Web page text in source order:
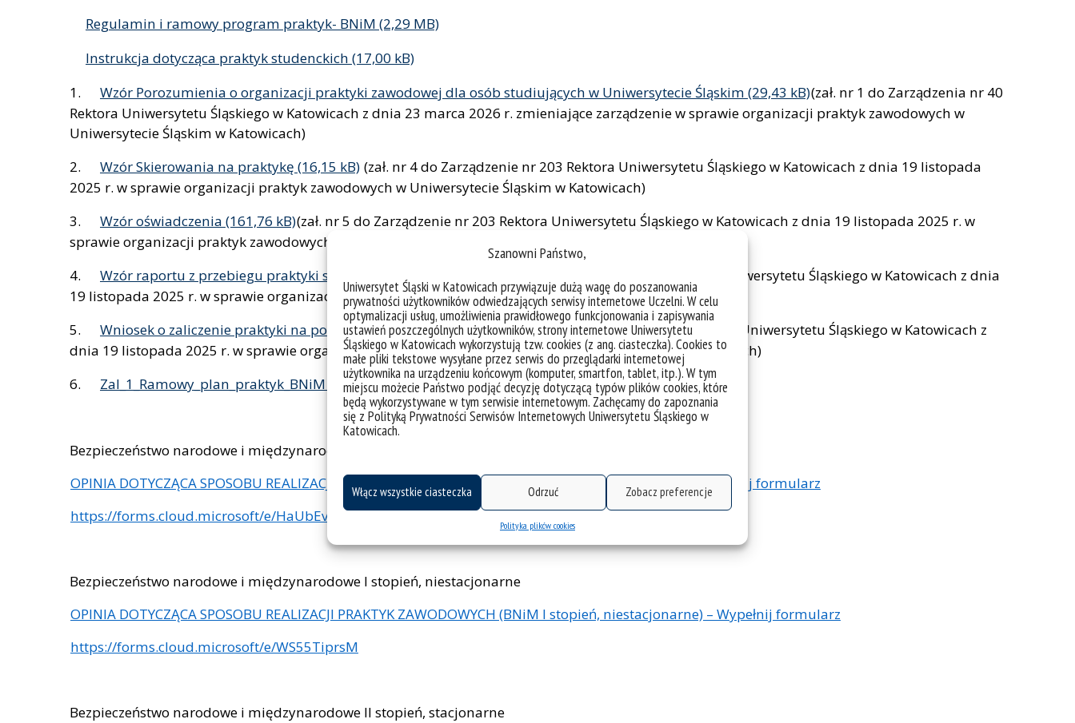
Szanowni Państwo,
Uniwersytet Śląski w Katowicach przywiązuje dużą wagę do poszanowania
prywatności użytkowników odwiedzających serwisy internetowe Uczelni. W celu
optymalizacji usług, umożliwienia prawidłowego funkcjonowania i zapisywania
ustawień poszczególnych użytkowników, strony internetowe Uniwersytetu
Śląskiego w Katowicach wykorzystują tzw. cookies (z ang. ciasteczka). Cookies to
małe pliki tekstowe wysyłane przez serwis do przeglądarki internetowej
użytkownika na urządzeniu końcowym (komputer, smartfon, tablet, itp.). W tym
miejscu możecie Państwo podjąć decyzję dotyczącą typów plików cookies, które
będą wykorzystywane w tym serwisie internetowym. Zachęcamy do zapoznania
się z Polityką Prywatności Serwisów Internetowych Uniwersytetu Śląskiego w
Katowicach.
Włącz wszystkie ciasteczka Odrzuć Zobacz preferencje
Polityka plików cookies
Regulamin i ramowy program praktyk- BNiM
Instrukcja dotycząca praktyk studenckich
1.
Wzór Porozumienia o organizacji praktyki zawodowej dla osób studiujących w Uniwersytecie Śląskim
(zał. nr 1 do Zarządzenia nr 40
Rektora Uniwersytetu Śląskiego w Katowicach z dnia 23 marca 2026 r. zmieniające zarządzenie w sprawie organizacji praktyk zawodowych w
Uniwersytecie Śląskim w Katowicach)
2.
Wzór Skierowania na praktykę
(zał. nr 4 do Zarządzenie nr 203 Rektora Uniwersytetu Śląskiego w Katowicach z dnia 19 listopada
2025 r. w sprawie organizacji praktyk zawodowych w Uniwersytecie Śląskim w Katowicach)
3.
Wzór oświadczenia
(zał. nr 5 do Zarządzenie nr 203 Rektora Uniwersytetu Śląskiego w Katowicach z dnia 19 listopada 2025 r. w
sprawie organizacji praktyk zawodowych w Uniwersytecie Śląskim w Katowicach)
4.
Wzór raportu z przebiegu praktyki studenckiej
(zał. nr 5 do Zarządzenie nr 203 Rektora Uniwersytetu Śląskiego w Katowicach z dnia
19 listopada 2025 r. w sprawie organizacji praktyk zawodowych w Uniwersytecie Śląskim w Katowicach)
5.
Wniosek o zaliczenie praktyki na podstawie pracy
(zał. nr 7 do Zarządzenie nr 203 Rektora Uniwersytetu Śląskiego w Katowicach z
dnia 19 listopada 2025 r. w sprawie organizacji praktyk zawodowych w Uniwersytecie Śląskim w Katowicach)
6.
Zal_1_Ramowy_plan_praktyk_BNiM
Bezpieczeństwo narodowe i międzynarodowe I stopień, stacjonarne
OPINIA DOTYCZĄCA SPOSOBU REALIZACJI PRAKTYK ZAWODOWYCH (BNiM I stopień, stacjonarne) – Wypełnij formularz
https://forms.cloud.microsoft/e/HaUbEv89bH
Bezpieczeństwo narodowe i międzynarodowe I stopień, niestacjonarne
OPINIA DOTYCZĄCA SPOSOBU REALIZACJI PRAKTYK ZAWODOWYCH (BNiM I stopień, niestacjonarne) – Wypełnij formularz
https://forms.cloud.microsoft/e/WS55TiprsM
Bezpieczeństwo narodowe i międzynarodowe II stopień, stacjonarne